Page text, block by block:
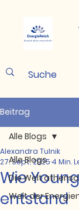
Beitrag
Alle Blogs
Die Welt
Welt der
Alle Blogs
Wie
entstand
Alexandra Tulnik
27. Sept. 2025 4 Min.